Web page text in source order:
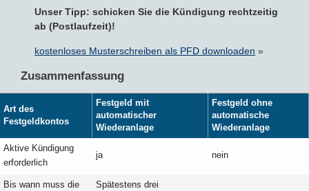
Unser Tipp: schicken Sie die Kündigung rechtzeitig
ab (Postlaufzeit)!
kostenloses Musterschreiben als PFD downloaden »
Zusammenfassung
Art des
Festgeldkontos
Festgeld mit
automatischer
Wiederanlage
Festgeld ohne
automatische
Wiederanlage
Aktive Kündigung
erforderlich
ja nein
Bis wann muss die
Spätestens drei